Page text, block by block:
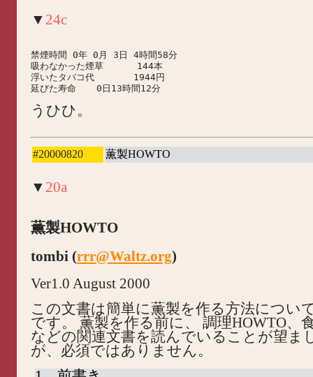
▼ 24c
禁煙時間 0年 0月 3日 4時間58分
吸わなかった煙草      144本
浮いたタバコ代       1944円
うひひ。
#20000820 薫製HOWTO
▼ 20a
薫製HOWTO
tombi (rrr@Waltz.org)
Ver1.0 August 2000
この文書は簡単に薫製を作る方法につい
です。 薫製を作る前に、 調理HOWTO、
などの関連文書を読んでいることが望ま
が、必須ではありません。